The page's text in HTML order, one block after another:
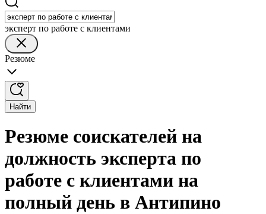
эксперт по работе с клиентами
Резюме
Найти
Резюме соискателей на
должность эксперта по
работе с клиентами на
полный день в Антипино